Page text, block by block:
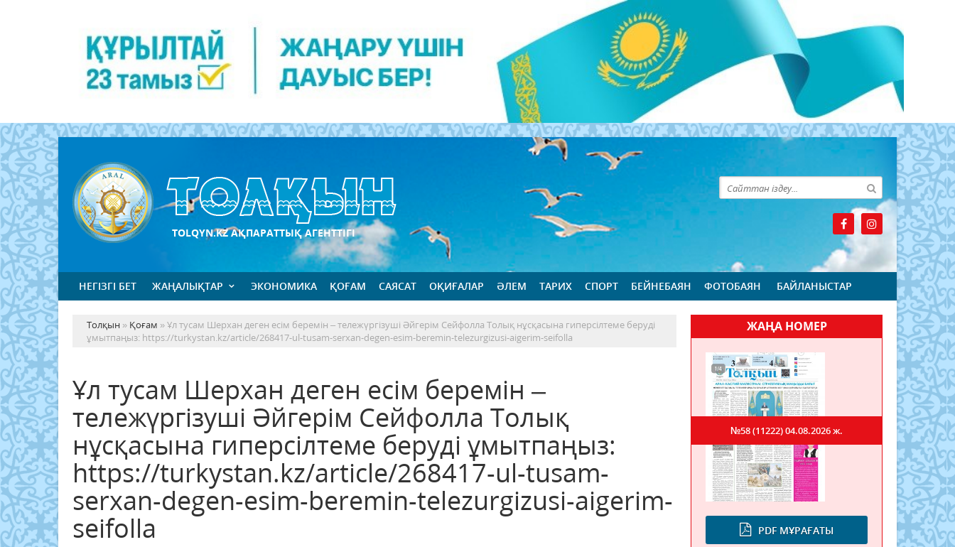
TOLQYN.KZ АҚПАРАТТЫҚ АГЕНТТІГІ
НЕГІЗГІ БЕТ ЖАҢАЛЫҚТАР ЭКОНОМИКА ҚОҒАМ САЯСАТ ОҚИҒАЛАР ӘЛЕМ ТАРИХ СПОРТ БЕЙНЕБАЯН ФОТОБАЯН БАЙЛАНЫСТАР
Толқын » Қоғам » Ұл тусам Шерхан деген есім беремін – тележүргізуші Әйгерім Сейфолла Толық нұсқасына гиперсілтеме беруді
ұмытпаңыз: https://turkystan.kz/article/268417-ul-tusam-serxan-degen-esim-beremin-telezurgizusi-aigerim-seifolla
Ұл тусам Шерхан деген есім беремін –
тележүргізуші Әйгерім Сейфолла Толық
нұсқасына гиперсілтеме беруді ұмытпаңыз:
https://turkystan.kz/article/268417-ul-tusam-
serxan-degen-esim-beremin-telezurgizusi-aigerim-
seifolla
ЖАҢА НОМЕР
PDF МҰРАҒАТЫ
№58 (11222)04.08.2026 ж.